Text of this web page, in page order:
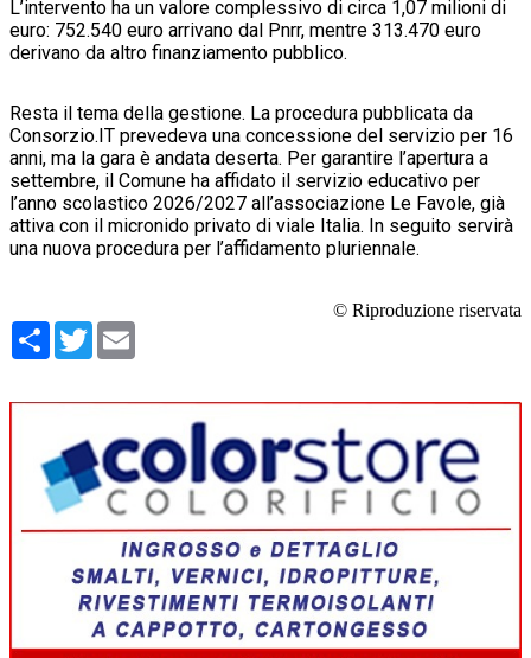
L’intervento ha un valore complessivo di circa 1,07 milioni di
euro: 752.540 euro arrivano dal Pnrr, mentre 313.470 euro
derivano da altro finanziamento pubblico.
Resta il tema della gestione. La procedura pubblicata da
Consorzio.IT prevedeva una concessione del servizio per 16
anni, ma la gara è andata deserta. Per garantire l’apertura a
settembre, il Comune ha affidato il servizio educativo per
l’anno scolastico 2026/2027 all’associazione Le Favole, già
attiva con il micronido privato di viale Italia. In seguito servirà
una nuova procedura per l’affidamento pluriennale.
© Riproduzione riservata
Condividi
Twitter